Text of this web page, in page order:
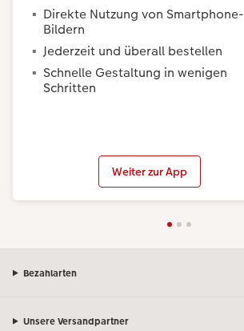
Direkte Nutzung von Smartphone-
Bildern
Jederzeit und überall bestellen
Schnelle Gestaltung in wenigen
Schritten
Weiter zur App
Bezahlarten
Unsere Versandpartner